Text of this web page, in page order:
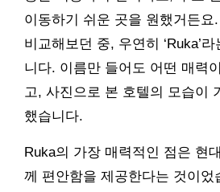
이동하기 쉬운 곳을 원했거든요
비교해보던 중, 우연히 ‘Ruka’
니다. 이름만 들어도 어떤 매력
고, 사진으로 본 호텔의 모습이
했습니다.
Ruka의 가장 매력적인 점은 현
께 편안함을 제공한다는 것이었